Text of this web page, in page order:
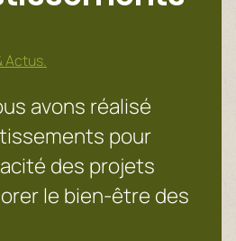
Actus.
avons réalisé
pour
des projets
le bien-être des